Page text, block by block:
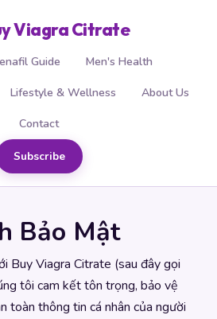
Viagra Citrate
Guide Men's Health
Lifestyle & Wellness About Us
Contact
Subscribe
Bảo Mật
Buy Viagra Citrate (sau đây gọi
tôi cam kết tôn trọng, bảo vệ
toàn thông tin cá nhân của người